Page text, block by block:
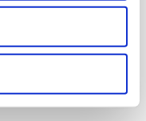
my_location